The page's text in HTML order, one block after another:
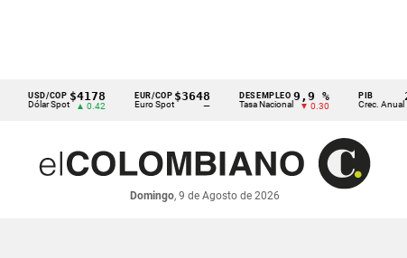
COP
Spot
$4178
▲ 0.42
EUR/COP
Euro Spot
$3648
—
DESEMPLEO
Tasa Nacional
9,9 %
▼ 0.30
PIB
Crec. Anual
2,8 %
▲ 0.10
Domingo, 9 de Agosto de 2026